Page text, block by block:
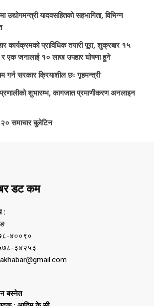
यादवसहितको सहभागिता, विभिन्न
कार्यक्रमको प्राविधिक तयारी पूरा, शुक्रबार १५
एक जनालाई १० लाख उपहार घोषणा हुने
गर्न सरकार क्रियाशील छः गृहमन्त्री
शुभारम्भ, कागजात प्रमाणीकरण अनलाइन
समाचार बुलेटिन
डट कम
:
४००९०
३४२५३
बस्नेत